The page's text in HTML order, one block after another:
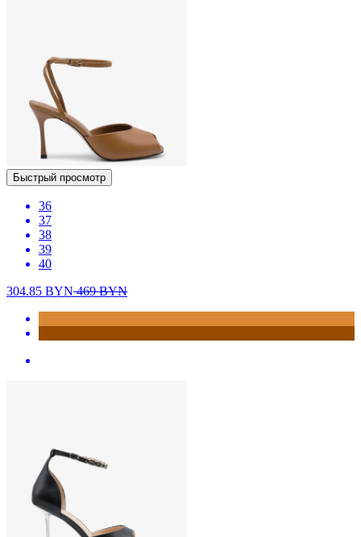
Быстрый просмотр
36
37
38
39
40
304.85 BYN469BYN